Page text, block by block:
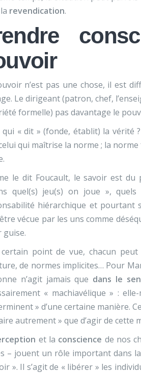
revendication.
n’est pas une chose, il est
Le dirigeant (patron, chef,
formelle) pas davantage le
qui « dit » (fonde, établit) la vérité
celui qui maîtrise la norme ; la
le dit Foucault, le savoir est
quel(s) jeu(s) on joue »,
hiérarchique et pourtant
vécue par les uns comme
guise.
certain point de vue, chacun
de normes implicites… Pour
n’agit jamais que dans le
« machiavélique » :
» d’une certaine manière.
autrement » que d’agir de cette
et la conscience de nos
– jouent un rôle important dans
». Il s’agit de « libérer » les